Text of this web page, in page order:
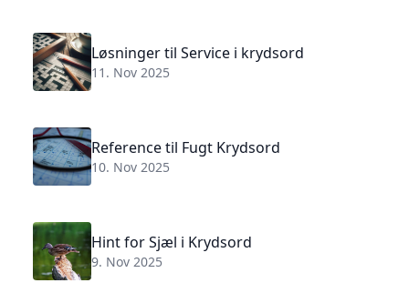
Løsninger til Service i krydsord
11. Nov 2025
Reference til Fugt Krydsord
10. Nov 2025
Hint for Sjæl i Krydsord
9. Nov 2025